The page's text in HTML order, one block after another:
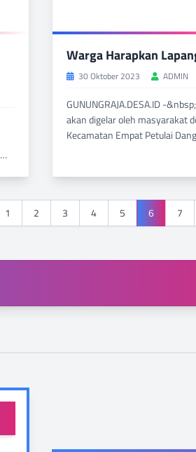
Warga Harapkan
30 Oktober 2023 ADMIN
GUNUNGRAJA.DESA.ID -
akan digelar oleh masyarakat
Kecamatan Empat Petulai
1 2 3 4 5 6 7